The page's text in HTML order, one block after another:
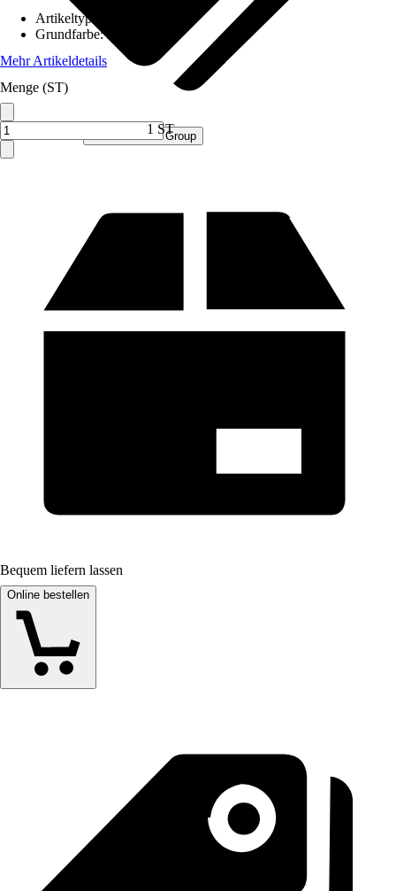
Verkauf durch: Procommerce Group
Artikeltyp
Grundfarbe:
Mehr Artikeldetails
Menge (ST)
1 ST
Bequem liefern lassen
Online bestellen